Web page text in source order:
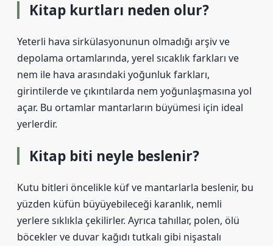
Kitap kurtları neden olur?
Yeterli hava sirkülasyonunun olmadığı arşiv ve
depolama ortamlarında, yerel sıcaklık farkları ve
nem ile hava arasındaki yoğunluk farkları,
girintilerde ve çıkıntılarda nem yoğunlaşmasına yol
açar. Bu ortamlar mantarların büyümesi için ideal
yerlerdir.
Kitap biti neyle beslenir?
Kutu bitleri öncelikle küf ve mantarlarla beslenir, bu
yüzden küfün büyüyebileceği karanlık, nemli
yerlere sıklıkla çekilirler. Ayrıca tahıllar, polen, ölü
böcekler ve duvar kağıdı tutkalı gibi nişastalı